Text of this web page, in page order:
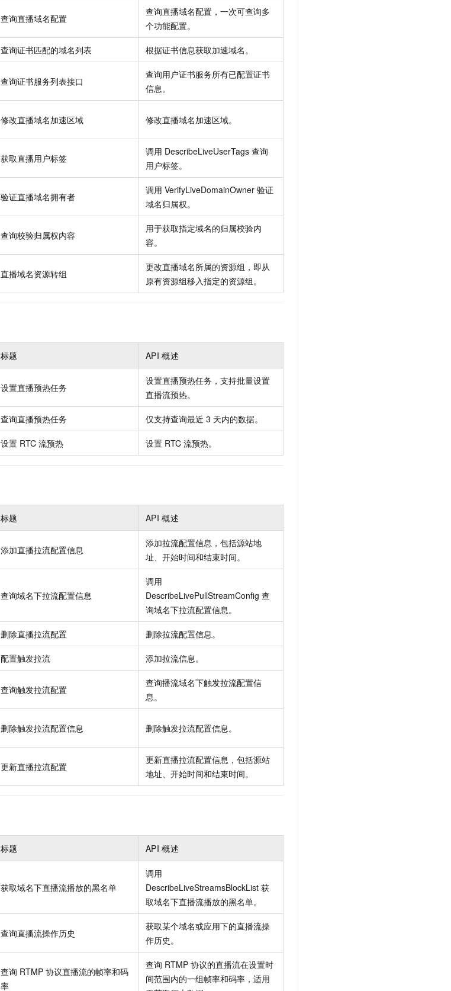
查询直播域名配置
查询直播域名配置，一次可查询多
个功能配置。
查询证书匹配的域名列表 根据证书信息获取加速域名。
查询证书服务列表接口
查询用户证书服务所有已配置证书
信息。
修改直播域名加速区域 修改直播域名加速区域。
获取直播用户标签
调用 DescribeLiveUserTags 查询
用户标签。
验证直播域名拥有者
调用 VerifyLiveDomainOwner 验证
域名归属权。
查询校验归属权内容
用于获取指定域名的归属校验内
容。
直播域名资源转组
更改直播域名所属的资源组，即从
原有资源组移入指定的资源组。
标题 API 概述
设置直播预热任务
设置直播预热任务，支持批量设置
直播流预热。
查询直播预热任务 仅支持查询最近 3 天内的数据。
设置 RTC 流预热 设置 RTC 流预热。
标题 API 概述
添加直播拉流配置信息
添加拉流配置信息，包括源站地
址、开始时间和结束时间。
查询域名下拉流配置信息
调用
DescribeLivePullStreamConfig 查
询域名下拉流配置信息。
删除直播拉流配置 删除拉流配置信息。
配置触发拉流 添加拉流信息。
查询触发拉流配置
查询播流域名下触发拉流配置信
息。
删除触发拉流配置信息 删除触发拉流配置信息。
更新直播拉流配置
更新直播拉流配置信息，包括源站
地址、开始时间和结束时间。
标题 API 概述
获取域名下直播流播放的黑名单
调用
DescribeLiveStreamsBlockList 获
取域名下直播流播放的黑名单。
查询直播流操作历史
获取某个域名或应用下的直播流操
作历史。
查询 RTMP 协议直播流的帧率和码
率
查询 RTMP 协议的直播流在设置时
间范围内的一组帧率和码率，适用